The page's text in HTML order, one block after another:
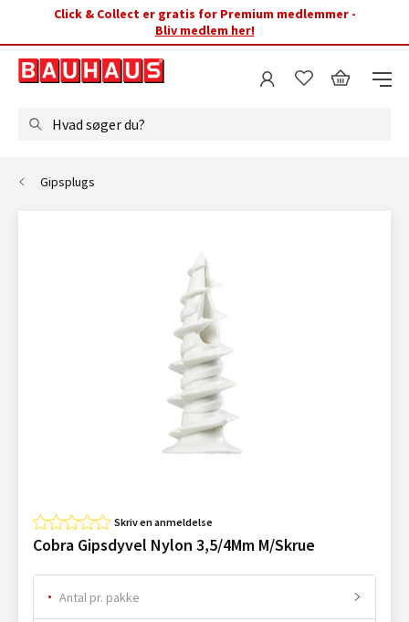
Click & Collect er gratis for Premium medlemmer -
Bliv medlem her!
Hvad søger du?
Gipsplugs
Skriv en anmeldelse
Cobra Gipsdyvel Nylon 3,5/4Mm M/Skrue
Antal pr. pakke